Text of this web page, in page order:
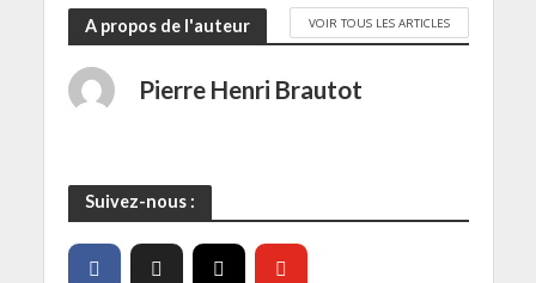
A propos de l'auteur VOIR TOUS LES ARTICLES
Pierre Henri Brautot
Suivez-nous :